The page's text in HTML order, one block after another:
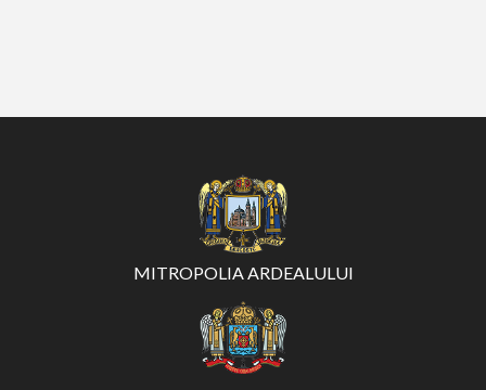
MITROPOLIA ARDEALULUI